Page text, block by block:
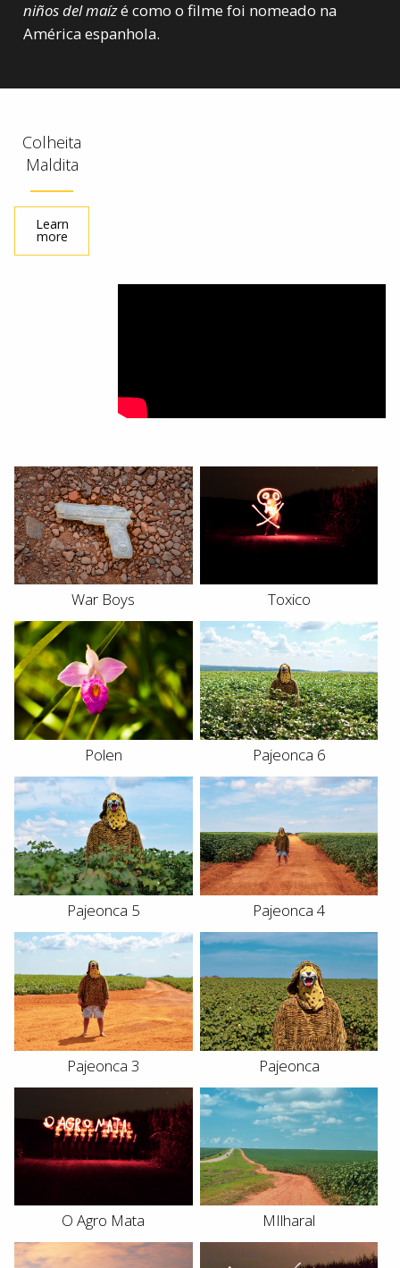
niños del maízé como o filme foi nomeado na
América espanhola.
Colheita
Maldita
Learn
more
War Boys Toxico
Polen Pajeonca 6
Pajeonca 5 Pajeonca 4
Pajeonca 3 Pajeonca
O Agro Mata MIlharal